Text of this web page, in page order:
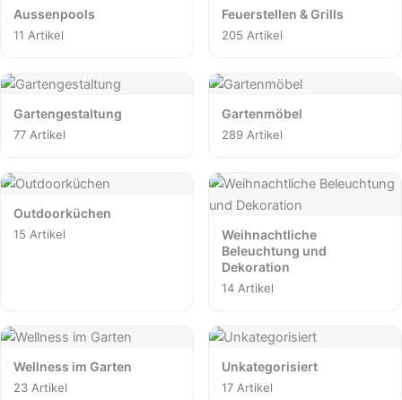
Aussenpools
11 Artikel
Feuerstellen & Grills
205 Artikel
Gartengestaltung
77 Artikel
Gartenmöbel
289 Artikel
Outdoorküchen
15 Artikel
Weihnachtliche
Beleuchtung und
Dekoration
14 Artikel
Wellness im Garten
23 Artikel
Unkategorisiert
17 Artikel